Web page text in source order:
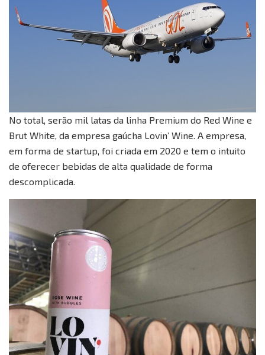
No total, serão mil latas da linha Premium do Red Wine e
Brut White, da empresa gaúcha Lovin’ Wine. A empresa,
em forma de startup, foi criada em 2020 e tem o intuito
de oferecer bebidas de alta qualidade de forma
descomplicada.